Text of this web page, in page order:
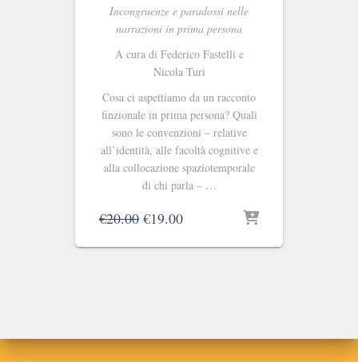
Incongruenze e paradossi nelle
narrazioni in prima persona
A cura di Federico Fastelli e
Nicola Turi
Cosa ci aspettiamo da un racconto
finzionale in prima persona? Quali
sono le convenzioni – relative
all’identità, alle facoltà cognitive e
alla collocazione spaziotemporale
di chi parla – …
€20.00 Il
originale
€19.00Il
attuale